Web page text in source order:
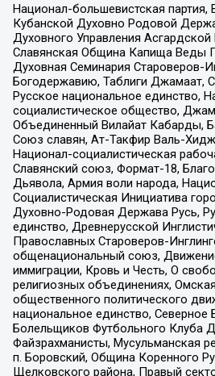
Национал-большевистская
Кубанской Духовно Родовой
Духовного Управления
Славянская Община Капища Веды
Духовная Семинария Староверов-
Богодержавию, Таблиги Джамаат,
Русское национальное единство,
социалистическое общество,
Объединенный Вилайат Кабарды,
Союз славян, Ат-Такфир Валь-
Национал-социалистическая
Славянский союз, Формат-18,
Дьявола, Армия воли народа,
Социалистическая Инициатива
Духовно-Родовая Держава Русь,
единство, Древнерусской
Православных Староверов-
общенациональный союз,
иммиграции, Кровь и Честь, О
религиозных объединениях,
общественного политического
национальное единство, Северное
Болельщиков Футбольного Клуба
Файзрахманисты, Мусульманская
п. Боровский, Община Коренного
Щелковского района, Правый